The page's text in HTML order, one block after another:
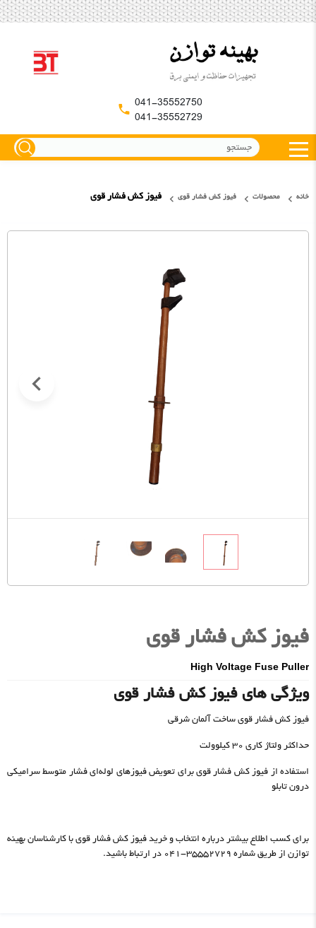
041-35552750
041-35552729
خانه محصولات فیوز کش فشار قوی فیوز کش فشار قوی
فیوز کش فشار قوی
High Voltage Fuse Puller
ویژگی های فیوز کش فشار قوی
فیوز کش فشار قوی ساخت آلمان شرقی
حداکثر ولتاژ کاری ۳۰ کیلوولت
استفاده از فیوز کش فشار قوی برای تعویض فیوزهای لوله‌ای فشار متوسط سرامیکی
درون تابلو
برای کسب اطلاع بیشتر درباره انتخاب و خرید فیوز کش فشار قوی با کارشناسان بهینه
توازن از طریق شماره ۳۵۵۵۲۷۲۹-۰۴۱ در ارتباط باشید.